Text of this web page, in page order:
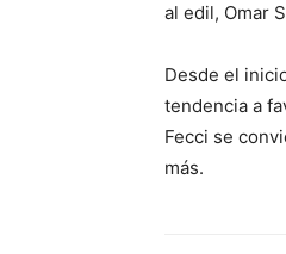
al edil, Omar
Desde el
tendencia a
Fecci se
más.